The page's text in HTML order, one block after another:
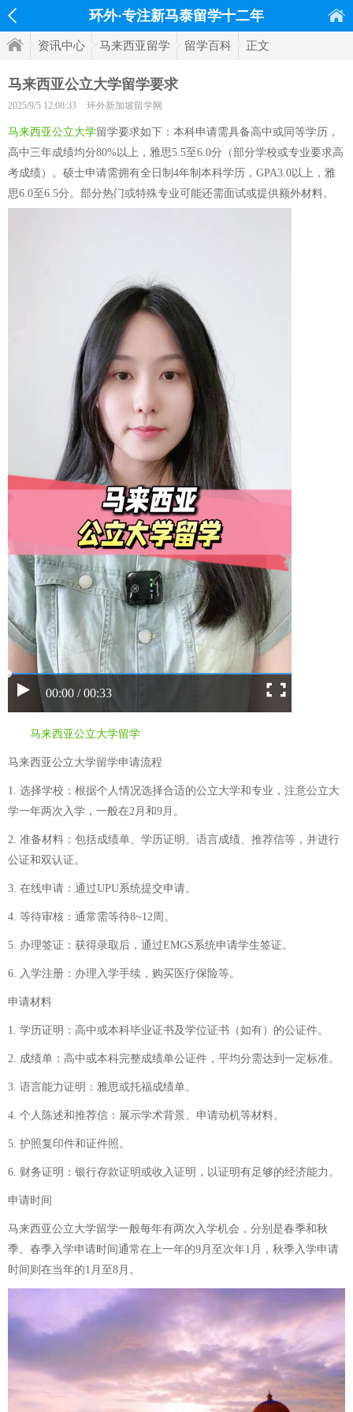
环外·专注新马泰留学十二年
资讯中心 马来西亚留学 留学百科 正文
马来西亚公立大学留学要求
2025/9/5 12:08:33 环外新加坡留学网
马来西亚公立大学留学要求如下：本科申请需具备高中或同等学历，
高中三年成绩均分80%以上，雅思5.5至6.0分（部分学校或专业要求高
考成绩）。硕士申请需拥有全日制4年制本科学历，GPA3.0以上，雅
思6.0至6.5分。部分热门或特殊专业可能还需面试或提供额外材料。
00:00 / 00:33
马来西亚公立大学留学
马来西亚公立大学留学申请流程
1. 选择学校：根据个人情况选择合适的公立大学和专业，注意公立大
学一年两次入学，一般在2月和9月。
2. 准备材料：包括成绩单、学历证明、语言成绩、推荐信等，并进行
公证和双认证。
3. 在线申请：通过UPU系统提交申请。
4. 等待审核：通常需等待8~12周。
5. 办理签证：获得录取后，通过EMGS系统申请学生签证。
6. 入学注册：办理入学手续，购买医疗保险等。
申请材料
1. 学历证明：高中或本科毕业证书及学位证书（如有）的公证件。
2. 成绩单：高中或本科完整成绩单公证件，平均分需达到一定标准。
3. 语言能力证明：雅思或托福成绩单。
4. 个人陈述和推荐信：展示学术背景、申请动机等材料。
5. 护照复印件和证件照。
6. 财务证明：银行存款证明或收入证明，以证明有足够的经济能力。
申请时间
马来西亚公立大学留学一般每年有两次入学机会，分别是春季和秋
季。春季入学申请时间通常在上一年的9月至次年1月，秋季入学申请
时间则在当年的1月至8月。